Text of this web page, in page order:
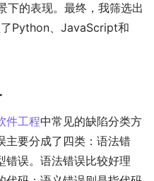
下的表现。最终，我筛选出
Python、JavaScript和
件工程中常见的缺陷分类方
主要分成了四类：语法错
错误。语法错误比较好理